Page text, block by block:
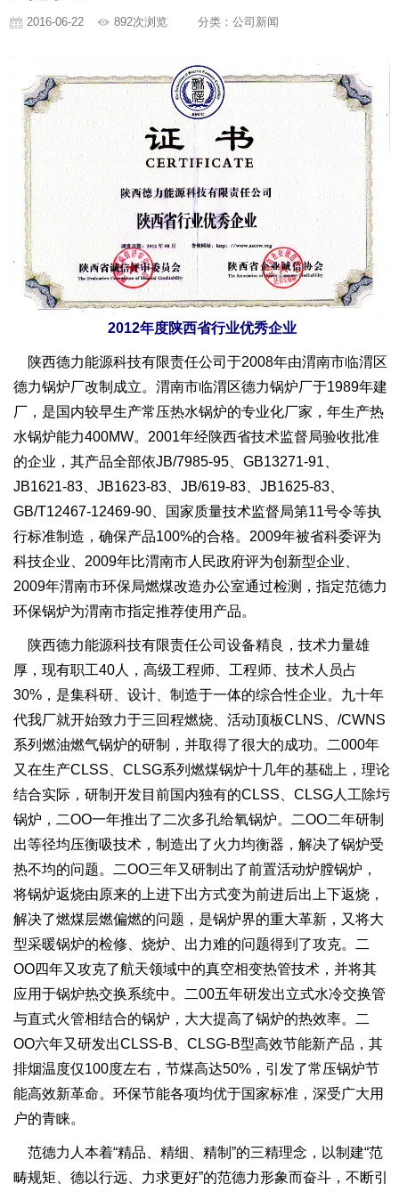
2016-06-22 892次浏览 分类：公司新闻
2012年度陕西省行业优秀企业
陕西德力能源科技有限责任公司于2008年由渭南市临渭区
德力锅炉厂改制成立。渭南市临渭区德力锅炉厂于1989年建
厂，是国内较早生产常压热水锅炉的专业化厂家，年生产热
水锅炉能力400MW。2001年经陕西省技术监督局验收批准
的企业，其产品全部依JB/7985-95、GB13271-91、
JB1621-83、JB1623-83、JB/619-83、JB1625-83、
GB/T12467-12469-90、国家质量技术监督局第11号令等执
行标准制造，确保产品100%的合格。2009年被省科委评为
科技企业、2009年比渭南市人民政府评为创新型企业、
2009年渭南市环保局燃煤改造办公室通过检测，指定范德力
环保锅炉为渭南市指定推荐使用产品。
陕西德力能源科技有限责任公司设备精良，技术力量雄
厚，现有职工40人，高级工程师、工程师、技术人员占
30%，是集科研、设计、制造于一体的综合性企业。九十年
代我厂就开始致力于三回程燃烧、活动顶板CLNS、/CWNS
系列燃油燃气锅炉的研制，并取得了很大的成功。二000年
又在生产CLSS、CLSG系列燃煤锅炉十几年的基础上，理论
结合实际，研制开发目前国内独有的CLSS、CLSG人工除圬
锅炉，二OO一年推出了二次多孔给氧锅炉。二OO二年研制
出等径均压衡吸技术，制造出了火力均衡器，解决了锅炉受
热不均的问题。二OO三年又研制出了前置活动炉膛锅炉，
将锅炉返烧由原来的上进下出方式变为前进后出上下返烧，
解决了燃煤层燃偏燃的问题，是锅炉界的重大革新，又将大
型采暖锅炉的检修、烧炉、出力难的问题得到了攻克。二
OO四年又攻克了航天领域中的真空相变热管技术，并将其
应用于锅炉热交换系统中。二00五年研发出立式水冷交换管
与直式火管相结合的锅炉，大大提高了锅炉的热效率。二
OO六年又研发出CLSS-B、CLSG-B型高效节能新产品，其
排烟温度仅100度左右，节煤高达50%，引发了常压锅炉节
能高效新革命。环保节能各项均优于国家标准，深受广大用
户的青睐。
范德力人本着“精品、精细、精制”的三精理念，以制建“范
畴规矩、德以行远、力求更好”的范德力形象而奋斗，不断引